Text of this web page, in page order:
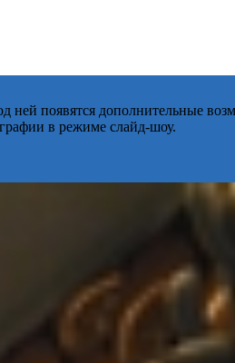
появятся дополнительные
в режиме слайд-шоу.